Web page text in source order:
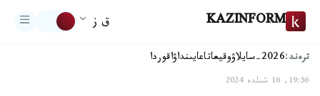
KAZINFORM ق ز
ترەند:2026-سايلاۋ وقيعاتاعايىنداۋاقوردا
19:56, 16 شىلدە 2024